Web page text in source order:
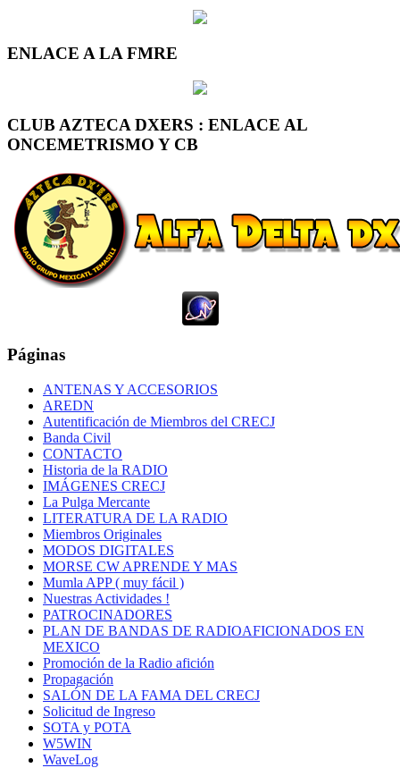
ENLACE A LA FMRE
CLUB AZTECA DXERS : ENLACE AL
ONCEMETRISMO Y CB
Páginas
ANTENAS Y ACCESORIOS
AREDN
Autentificación de Miembros del CRECJ
Banda Civil
CONTACTO
Historia de la RADIO
IMÁGENES CRECJ
La Pulga Mercante
LITERATURA DE LA RADIO
Miembros Originales
MODOS DIGITALES
MORSE CW APRENDE Y MAS
Mumla APP ( muy fácil )
Nuestras Actividades !
PATROCINADORES
PLAN DE BANDAS DE RADIOAFICIONADOS EN
MEXICO
Promoción de la Radio afición
Propagación
SALÓN DE LA FAMA DEL CRECJ
Solicitud de Ingreso
SOTA y POTA
W5WIN
WaveLog